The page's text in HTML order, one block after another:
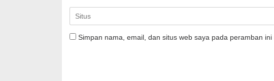
Simpan nama, email, dan situs web saya pada peramban